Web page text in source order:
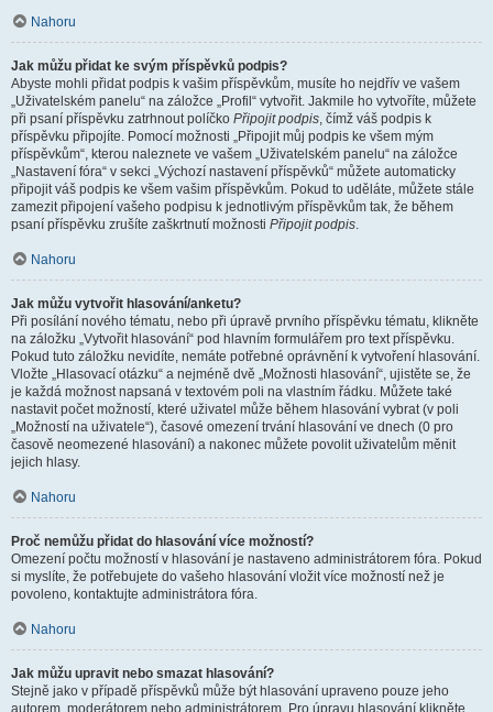
Nahoru
Jak můžu přidat ke svým příspěvků podpis?
Abyste mohli přidat podpis k vašim příspěvkům, musíte ho nejdřív ve vašem
„Uživatelském panelu“ na záložce „Profil“ vytvořit. Jakmile ho vytvoříte, můžete
při psaní příspěvku zatrhnout políčko Připojit podpis, čímž váš podpis k
příspěvku připojíte. Pomocí možnosti „Připojit můj podpis ke všem mým
příspěvkům“, kterou naleznete ve vašem „Uživatelském panelu“ na záložce
„Nastavení fóra“ v sekci „Výchozí nastavení příspěvků“ můžete automaticky
připojit váš podpis ke všem vašim příspěvkům. Pokud to uděláte, můžete stále
zamezit připojení vašeho podpisu k jednotlivým příspěvkům tak, že během
psaní příspěvku zrušíte zaškrtnutí možnosti Připojit podpis.
Nahoru
Jak můžu vytvořit hlasování/anketu?
Při posílání nového tématu, nebo při úpravě prvního příspěvku tématu, klikněte
na záložku „Vytvořit hlasování“ pod hlavním formulářem pro text příspěvku.
Pokud tuto záložku nevidíte, nemáte potřebné oprávnění k vytvoření hlasování.
Vložte „Hlasovací otázku“ a nejméně dvě „Možnosti hlasování“, ujistěte se, že
je každá možnost napsaná v textovém poli na vlastním řádku. Můžete také
nastavit počet možností, které uživatel může během hlasování vybrat (v poli
„Možností na uživatele“), časové omezení trvání hlasování ve dnech (0 pro
časově neomezené hlasování) a nakonec můžete povolit uživatelům měnit
jejich hlasy.
Nahoru
Proč nemůžu přidat do hlasování více možností?
Omezení počtu možností v hlasování je nastaveno administrátorem fóra. Pokud
si myslíte, že potřebujete do vašeho hlasování vložit více možností než je
povoleno, kontaktujte administrátora fóra.
Nahoru
Jak můžu upravit nebo smazat hlasování?
Stejně jako v případě příspěvků může být hlasování upraveno pouze jeho
autorem, moderátorem nebo administrátorem. Pro úpravu hlasování klikněte